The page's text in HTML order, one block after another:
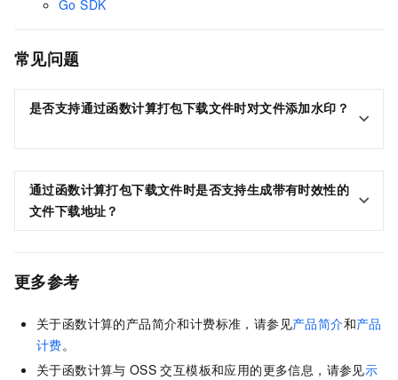
Go SDK
常见问题
是否支持通过函数计算打包下载文件时对文件添加水印？
通过函数计算打包下载文件时是否支持生成带有时效性的
文件下载地址？
更多参考
关于函数计算的产品简介和计费标准，请参见产品简介和产品
计费。
关于函数计算与 OSS 交互模板和应用的更多信息，请参见示